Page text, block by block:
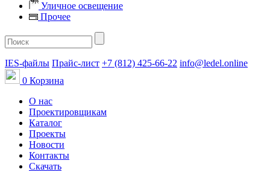
Уличное освещение
Прочее
IES-файлы Прайс-лист +7 (812) 425-66-22 info@ledel.online
0 Корзина
О нас
Проектировщикам
Каталог
Проекты
Новости
Контакты
Скачать